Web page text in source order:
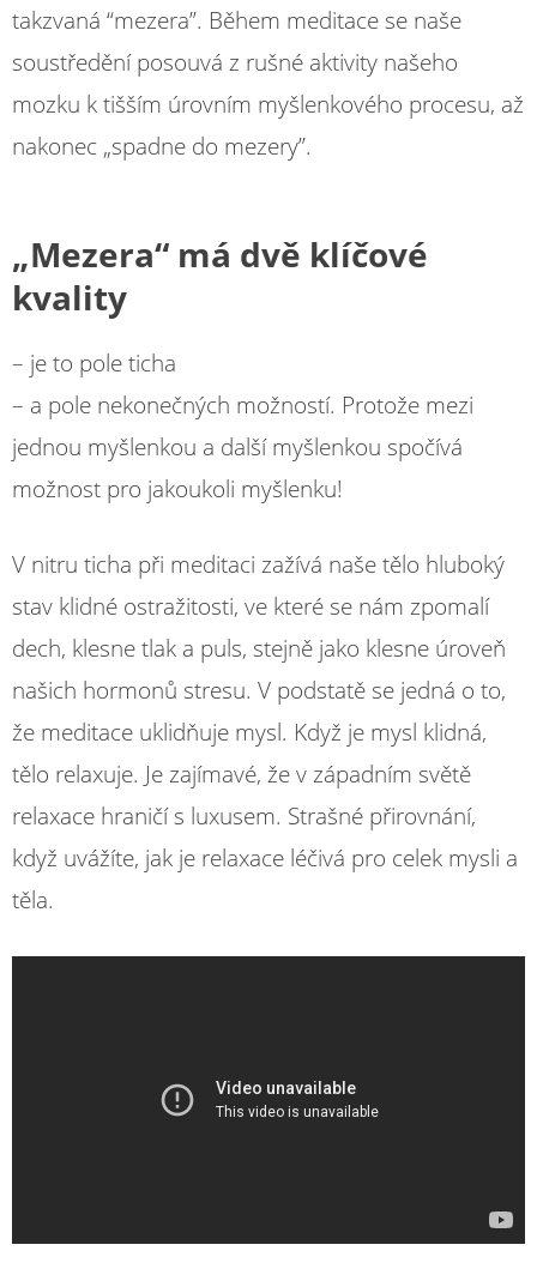
takzvaná “mezera”. Během meditace se naše
soustředění posouvá z rušné aktivity našeho
mozku k tišším úrovním myšlenkového procesu, až
nakonec „spadne do mezery”.
„Mezera“ má dvě klíčové
kvality
– je to pole ticha
– a pole nekonečných možností. Protože mezi
jednou myšlenkou a další myšlenkou spočívá
možnost pro jakoukoli myšlenku!
V nitru ticha při meditaci zažívá naše tělo hluboký
stav klidné ostražitosti, ve které se nám zpomalí
dech, klesne tlak a puls, stejně jako klesne úroveň
našich hormonů stresu. V podstatě se jedná o to,
že meditace uklidňuje mysl. Když je mysl klidná,
tělo relaxuje. Je zajímavé, že v západním světě
relaxace hraničí s luxusem. Strašné přirovnání,
když uvážíte, jak je relaxace léčivá pro celek mysli a
těla.